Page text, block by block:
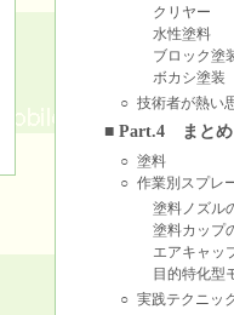
クリヤー
水性塗料
ブロック塗
ボカシ塗
○ 技術者が熱い
■ Part.4 まとめ
○ 塗料
○ 作業別スプレ
塗料ノズル
塗料カップ
エアキャッ
目的特化型
○ 実践テクニッ